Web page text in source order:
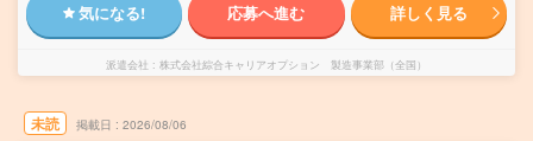
気になる! 応募へ進む 詳しく見る
派遣会社 株式会社綜合キャリアオプション 製造事業部（全国）
未読 掲載日 2026/08/06